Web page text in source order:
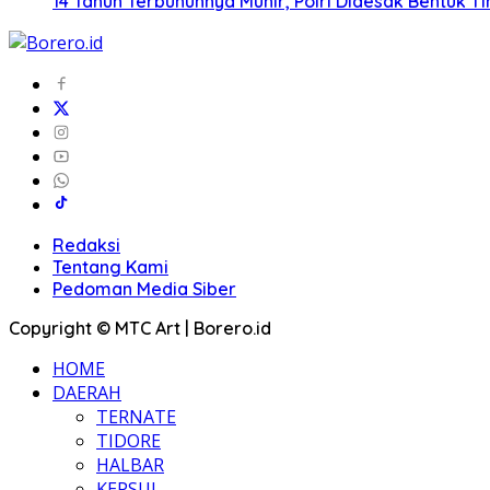
Redaksi
Tentang Kami
Pedoman Media Siber
Copyright © MTC Art | Borero.id
HOME
DAERAH
TERNATE
TIDORE
HALBAR